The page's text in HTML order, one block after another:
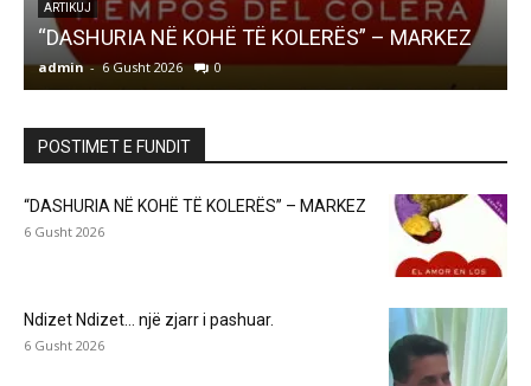
LETËRSI
Ndizet Ndizet… një zjarr i pashuar.
admin - 6 Gusht 2026 0
POSTIMET E FUNDIT
“DASHURIA NË KOHË TË KOLERËS” – MARKEZ
6 Gusht 2026
Ndizet Ndizet… një zjarr i pashuar.
6 Gusht 2026